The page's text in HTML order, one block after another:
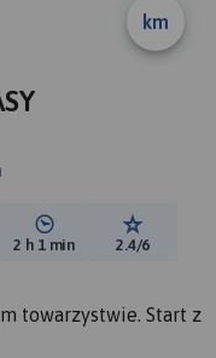
km
Średni czas potrzebny
2 h 1 min Ocena
2.4/6
towarzystwie. Start z